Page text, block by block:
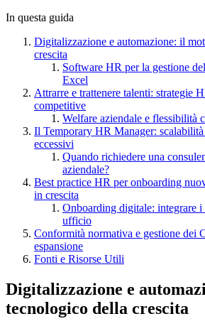
In questa guida
Digitalizzazione e automazione: il
crescita
Software HR per la gestione
Excel
Attrarre e trattenere talenti: strategie
competitive
Welfare aziendale e flessibilità
Il Temporary HR Manager: scalabilità
eccessivi
Quando richiedere una
aziendale?
Best practice HR per onboarding
in crescita
Onboarding digitale: integrare i
ufficio
Conformità normativa e gestione dei
espansione
Fonti e Risorse Utili
Digitalizzazione e
tecnologico della crescita